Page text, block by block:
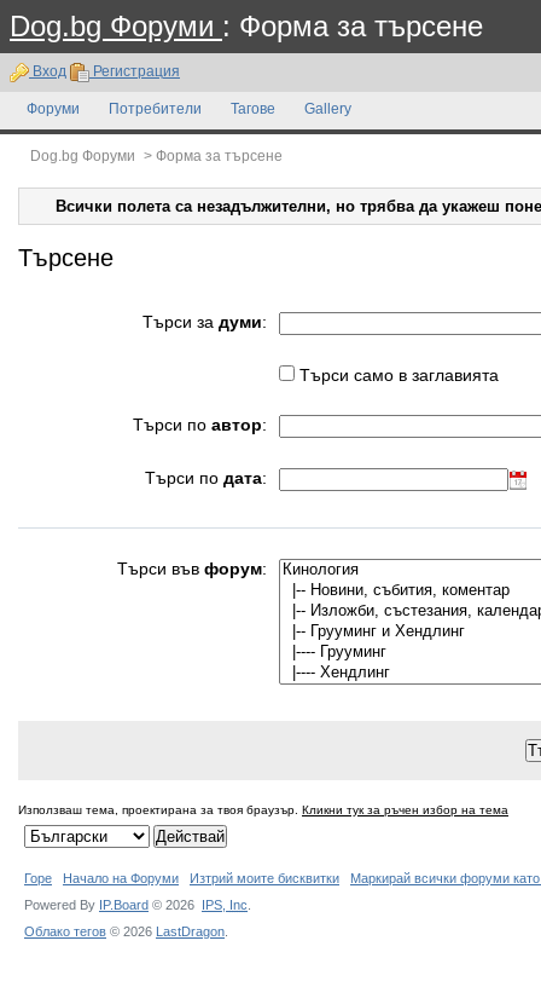
Dog.bg Форуми : Форма за търсене
Вход Регистрация
Форуми Потребители Тагове Gallery
Dog.bg Форуми > Форма за търсене
Всички полета са незадължителни, но трябва да укажеш
Търсене
Търси за думи:
Търси само в заглавията
Търси по автор:
Търси по дата:
Търси във форум:
Използваш тема, проектирана за твоя браузър. Кликни тук за ръчен избор на тема
Горе Начало на Форуми Изтрий моите бисквитки
Маркирай всички форуми
Powered By IP.Board © 2026 IPS, Inc
Облако тегов © 2026 LastDragon